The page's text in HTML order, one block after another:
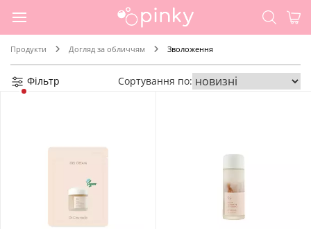
Продукти Догляд за обличчям Зволоження
Фільтр Сортування по: